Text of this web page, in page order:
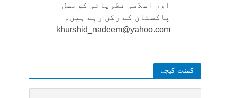
اور اسلامی نظریاتی کونسل
پاکستان کے رکن رہے ہیں۔
khurshid_nadeem@yahoo.com
کمنت کیجے